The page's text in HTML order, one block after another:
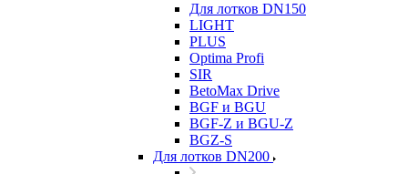
Для лотков DN150
LIGHT
PLUS
Optima Profi
SIR
BetoMax Drive
BGF и BGU
BGF-Z и BGU-Z
BGZ-S
Для лотков DN200